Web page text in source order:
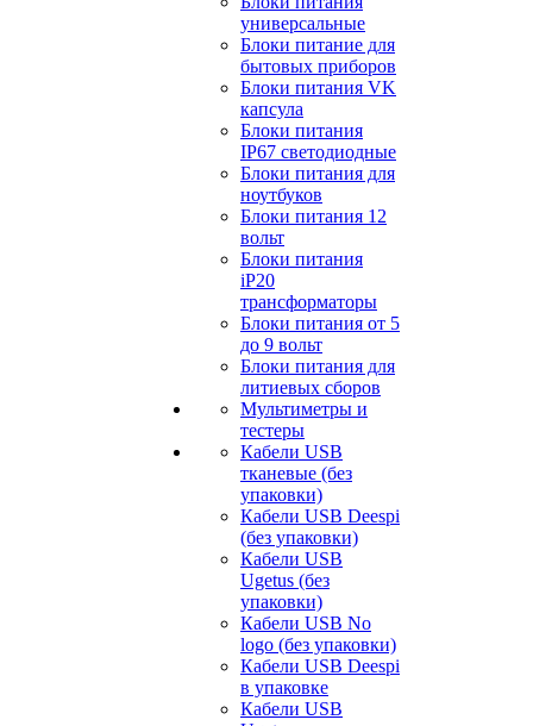
универсальные
Блоки питание для
бытовых приборов
Блоки питания VK
капсула
Блоки питания
IP67 светодиодные
Блоки питания для
ноутбуков
Блоки питания 12
вольт
Блоки питания
iP20
трансформаторы
Блоки питания от 5
до 9 вольт
Блоки питания для
литиевых сборов
Мультиметры и
тестеры
Кабели USB
тканевые (без
упаковки)
Кабели USB Deespi
(без упаковки)
Кабели USB
Ugetus (без
упаковки)
Кабели USB No
logo (без упаковки)
Кабели USB Deespi
в упаковке
Кабели USB